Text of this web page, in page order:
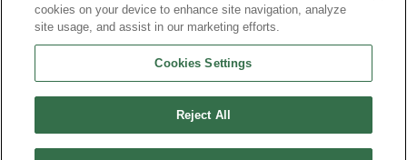
Interdiction de vente de boissons alcooliques aux mineurs de
moins de 18 ans
La preuve de majorité de l'acheteur est exigée au moment de la vente
Code de la santé publique, Aar.l.3342-1 et l.3353-3
cookies on your device to enhance site navigation, analyze
site usage, and assist in our marketing efforts.
Cookies Settings
Reject All